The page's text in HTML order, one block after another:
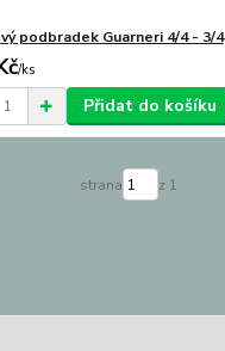
podbradek Guarneri 4/4 - 3/4
/ks
Přidat do košíku
strana z 1